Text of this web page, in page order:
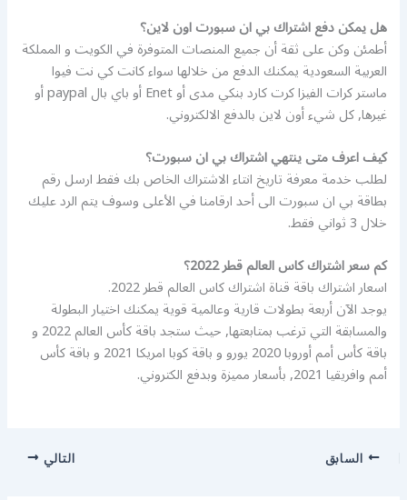
هل يمكن دفع اشتراك بي ان سبورت اون لاين؟
أطمئن وكن على ثقة أن جميع المنصات المتوفرة في الكويت و المملكة
العربية السعودية يمكنك الدفع من خلالها سواء كانت كي نت فيوا
ماستر كرات الفيزا كرت كارد بنكي مدى أو Enet أو باي بال paypal أو
غيرها, كل شيء أون لاين بالدفع الالكتروني.
كيف اعرف متى ينتهي اشتراك بي ان سبورت؟
لطلب خدمة معرفة تاريخ انتاء الاشتراك الخاص بك فقط ارسل رقم
بطاقة بي ان سبورت الى أحد ارقامنا في الأعلى وسوف يتم الرد عليك
خلال 3 ثواني فقط.
كم سعر اشتراك كاس العالم قطر 2022؟
اسعار اشتراك باقة قناة اشتراك كاس العالم قطر 2022.
يوجد الآن أربعة بطولات قارية وعالمية قوية يمكنك اختيار البطولة
والمسابقة التي ترغب بمتابعتها, حيث ستجد باقة كأس العالم 2022 و
باقة كأس أمم أوروبا 2020 يورو و باقة كوبا امريكا 2021 و باقة كأس
أمم وافريقيا 2021, بأسعار مميزة وبدفع الكتروني.
السابق التالي